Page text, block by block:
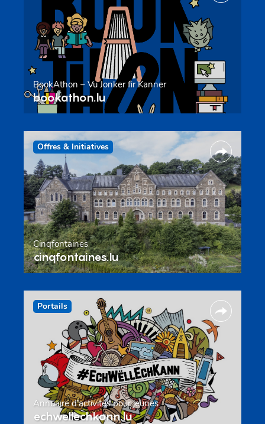
BookAthon – Vu Jonker fir Kanner
bookathon.lu
Offres & Initiatives
Cinqfontaines
cinqfontaines.lu
Portails
Annuaire d’activités pour jeunes
echwellechkann.lu